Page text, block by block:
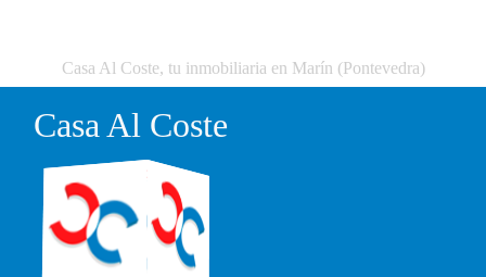
Casa Al Coste, tu inmobiliaria en Marín (Pontevedra)
Casa Al Coste